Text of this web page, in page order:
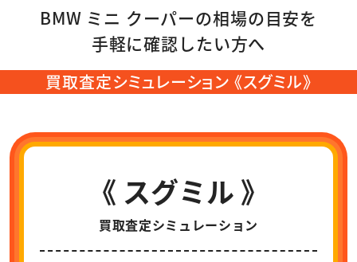
BMW ミニ クーパーの相場の目安を
手軽に確認したい方へ
買取査定シミュレーション 《スグミル》
《 スグミル 》
買取査定シミュレーション